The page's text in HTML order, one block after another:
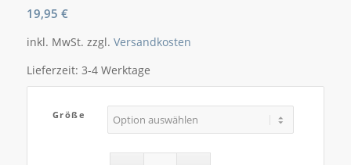
19,95 €
inkl. MwSt. zzgl. Versandkosten
Lieferzeit: 3-4 Werktage
Größe